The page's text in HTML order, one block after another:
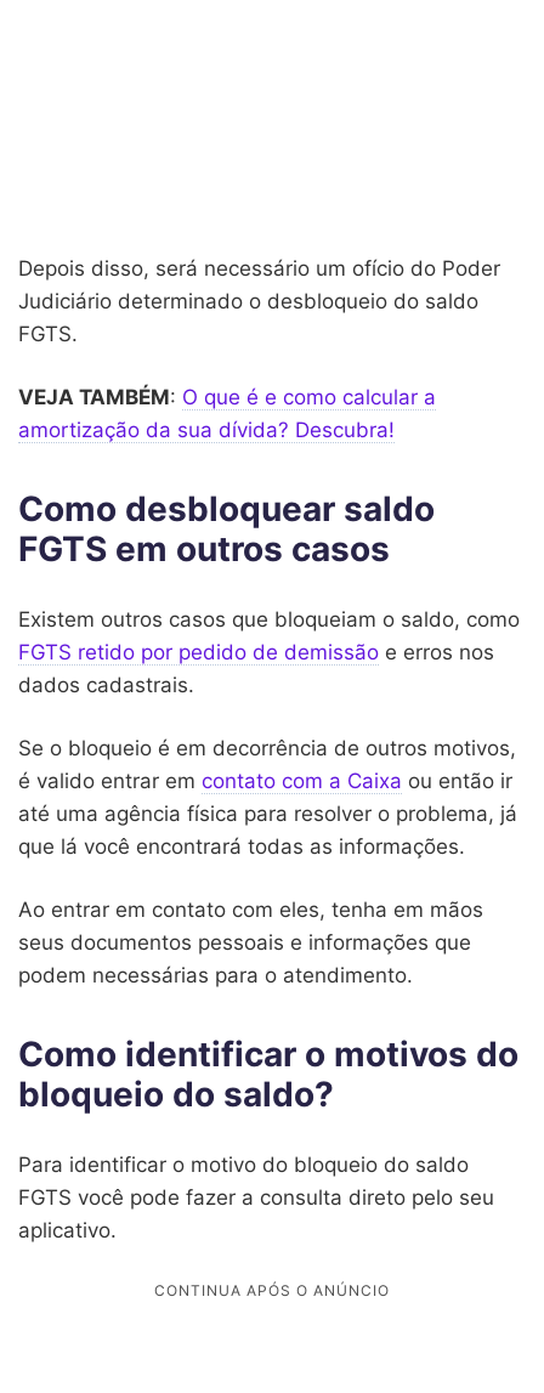
Depois disso, será necessário um ofício do Poder
Judiciário determinado o desbloqueio do saldo
FGTS.
VEJA TAMBÉM: O que é e como calcular a
amortização da sua dívida? Descubra!
Como desbloquear saldo
FGTS em outros casos
Existem outros casos que bloqueiam o saldo, como
FGTS retido por pedido de demissão e erros nos
dados cadastrais.
Se o bloqueio é em decorrência de outros motivos,
é valido entrar em contato com a Caixa ou então ir
até uma agência física para resolver o problema, já
que lá você encontrará todas as informações.
Ao entrar em contato com eles, tenha em mãos
seus documentos pessoais e informações que
podem necessárias para o atendimento.
Como identificar o motivos do
bloqueio do saldo?
Para identificar o motivo do bloqueio do saldo
FGTS você pode fazer a consulta direto pelo seu
aplicativo.